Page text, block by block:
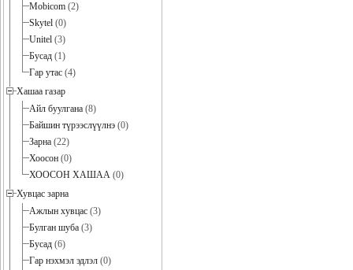
Mobicom (2)
Skytel (0)
Unitel (3)
Бусад (1)
Гар утас (4)
Хашаа газар
Айл буулгана (8)
Байшин түрээслүүлнэ (0)
Зарна (22)
Хоосон (0)
ХООСОН ХАШАА (0)
Хувцас зарна
Ажлын хувцас (3)
Булган шуба (3)
Бусад (6)
Гар нэхмэл эдлэл (0)